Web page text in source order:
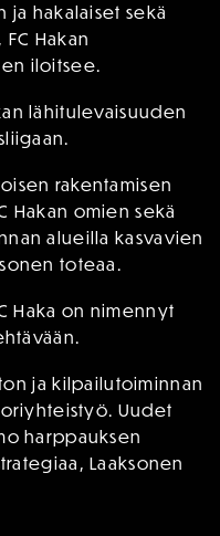
ja hakalaiset sekä
Hakan
iloitsee.
lähitulevaisuuden
rakentamisen
Hakan omien sekä
alueilla kasvavien
toteaa.
Haka on nimennyt
ja kilpailutoiminnan
Uudet
harppauksen
Laaksonen